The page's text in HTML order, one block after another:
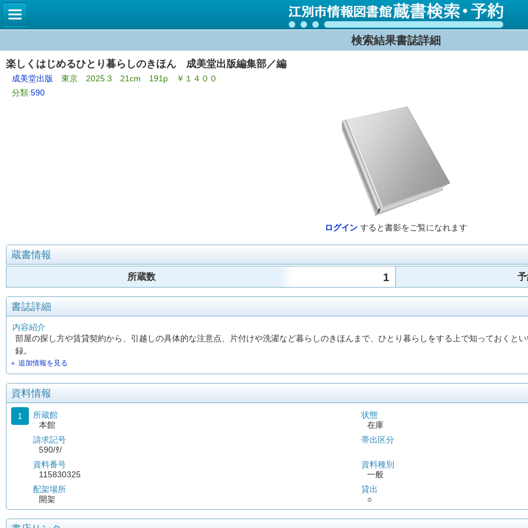
検索結果書誌詳細
楽しくはじめるひとり暮らしのきほん 成美堂出版編集部／編
成美堂出版 東京 2025.3 21cm 191p ￥１４００
分類:590
ログイン すると書影をご覧になれます
蔵書情報
所蔵数 1
書誌詳細
内容紹介
部屋の探し方や賃貸契約から、引越しの具体的な注意点、片付けや洗濯など暮らしのきほんまで、ひとり暮らしをする上で知っておくと
録。
＋ 追加情報を見る
資料情報
1
所蔵館
本館
請求記号
590/ﾀ/
資料番号
115830325
配架場所
開架
状態
在庫
帯出区分
資料種別
一般
貸出
○